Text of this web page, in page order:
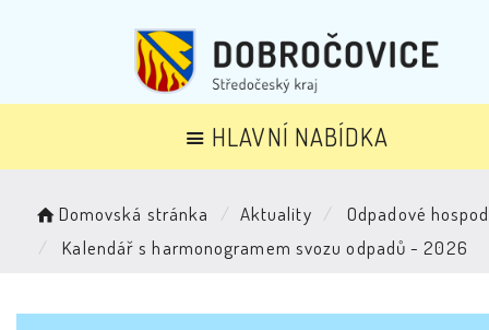
HLAVNÍ NABÍDKA
Domovská stránka Aktuality
Odpadové
Kalendář s harmonogramem svozu odpadů - 2026